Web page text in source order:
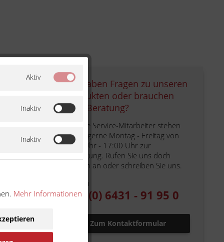
jedes
der
Sie haben Fragen zu unseren
Produkten oder brauchen
eine Beratung?
Unsere Service-Mitarbeiter stehen
Ihnen gerne Montag - Freitag von
9:00 Uhr - 17:00 Uhr zur
Verfügung. Rufen Sie uns doch
einfach an oder schreiben Sie uns.
Telefon
+49 (0) 6431 - 91 95 0
Zum Kontaktformular
Aktiv
Inaktiv
Inaktiv
Mehr Informationen